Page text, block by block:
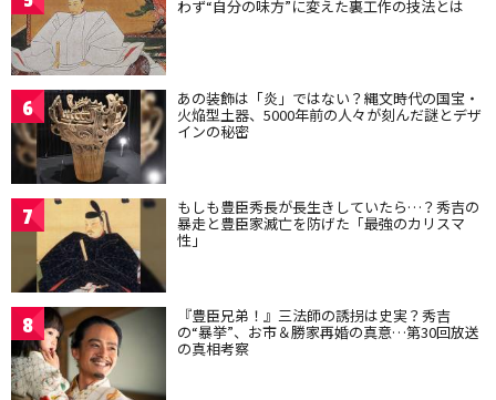
わず“自分の味方”に変えた裏工作の技法とは
6 あの装飾は「炎」ではない？縄文時代の国宝・
火焔型土器、5000年前の人々が刻んだ謎とデザ
インの秘密
7 もしも豊臣秀長が長生きしていたら…？秀吉の
暴走と豊臣家滅亡を防げた「最強のカリスマ
性」
8 『豊臣兄弟！』三法師の誘拐は史実？秀吉
の“暴挙”、お市＆勝家再婚の真意…第30回放送
の真相考察